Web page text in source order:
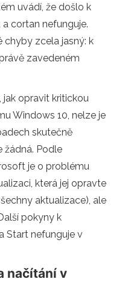
uvádí, že došlo k
cortan nefunguje.
chyby zcela jasný: k
zavedeném
opravit kritickou
Windows 10, nelze je
skutečně
žádná. Podle
je o problému
která jej opravte
aktualizace), ale
pokyny k
Start nefunguje v
načítání v